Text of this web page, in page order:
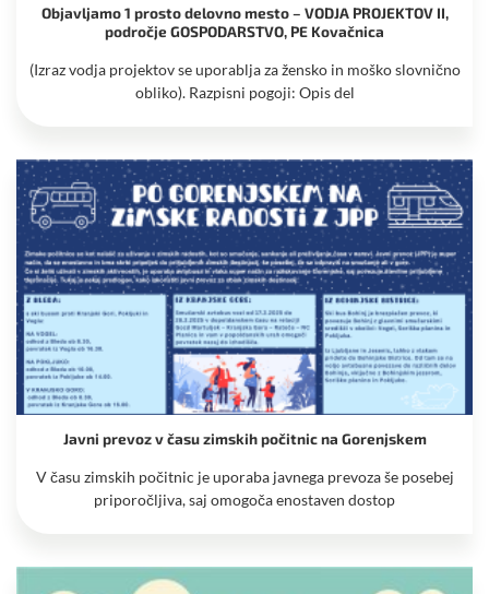
Objavljamo 1 prosto delovno mesto – VODJA PROJEKTOV II,
področje GOSPODARSTVO, PE Kovačnica
(Izraz vodja projektov se uporablja za žensko in moško slovnično
obliko). Razpisni pogoji: Opis del
Javni prevoz v času zimskih počitnic na Gorenjskem
V času zimskih počitnic je uporaba javnega prevoza še posebej
priporočljiva, saj omogoča enostaven dostop